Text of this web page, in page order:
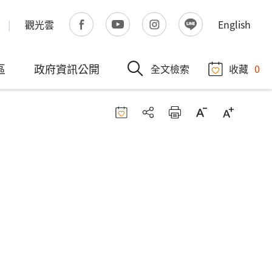
觀光雲 English
政府資訊公開 全文檢索 收藏 0